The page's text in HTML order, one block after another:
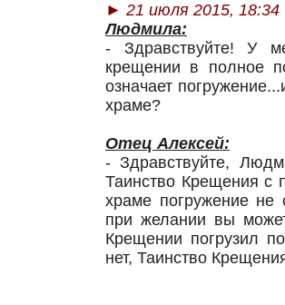
► 21 июля 2015, 18:34
Людмила:
- Здравствуйте! У
крещении в полное
означает
храме?
Отец Алексей:
- Здравствуйте,
Таинство Крещения с
храме погружение
при желании вы
Крещении погрузил
нет, Таинство